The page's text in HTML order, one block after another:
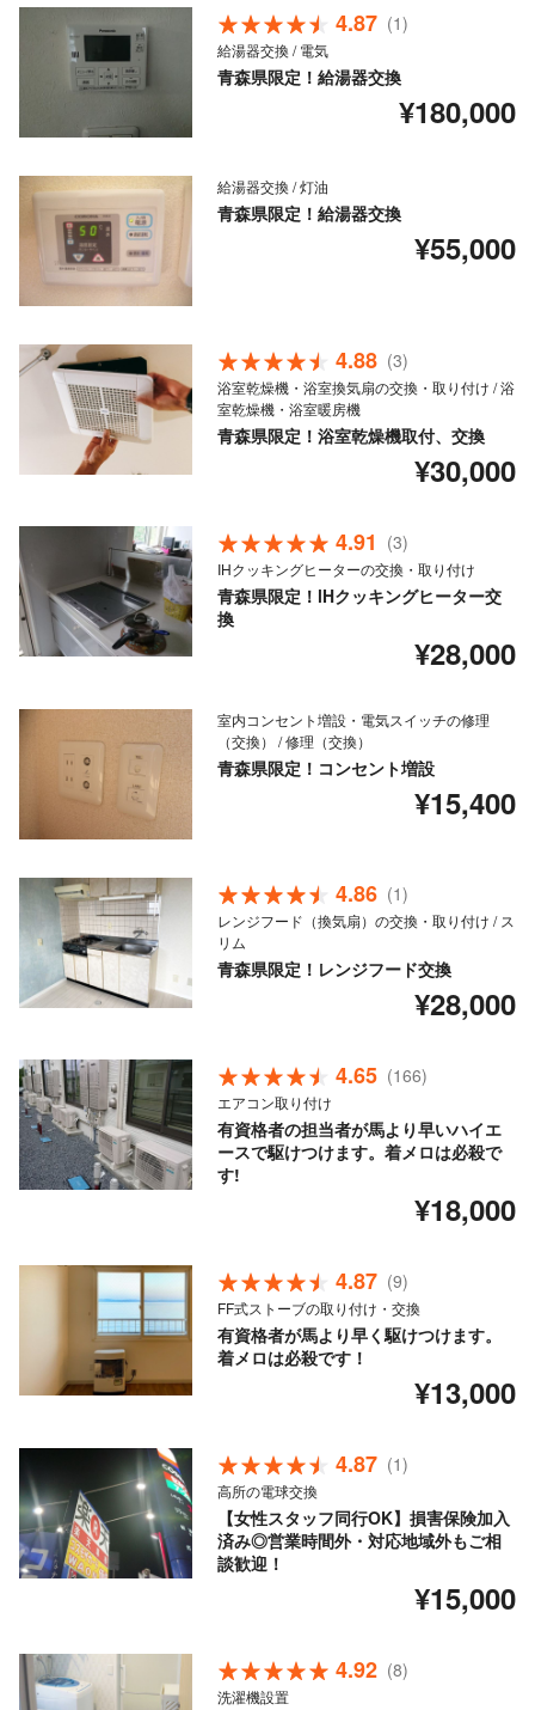
4.87 (1)
給湯器交換 / 電気
青森県限定！給湯器交換
¥180,000
給湯器交換 / 灯油
青森県限定！給湯器交換
¥55,000
4.88 (3)
浴室乾燥機・浴室換気扇の交換・取り付け / 浴
室乾燥機・浴室暖房機
青森県限定！浴室乾燥機取付、交換
¥30,000
4.91 (3)
IHクッキングヒーターの交換・取り付け
青森県限定！lHクッキングヒーター交
換
¥28,000
室内コンセント増設・電気スイッチの修理
（交換） / 修理（交換）
青森県限定！コンセント増設
¥15,400
4.86 (1)
レンジフード（換気扇）の交換・取り付け / ス
リム
青森県限定！レンジフード交換
¥28,000
4.65 (166)
エアコン取り付け
有資格者の担当者が馬より早いハイエ
ースで駆けつけます。着メロは必殺で
す!
¥18,000
4.87 (9)
FF式ストーブの取り付け・交換
有資格者が馬より早く駆けつけます。
着メロは必殺です！
¥13,000
4.87 (1)
高所の電球交換
【女性スタッフ同行OK】損害保険加入
済み◎営業時間外・対応地域外もご相
談歓迎！
¥15,000
4.92 (8)
洗濯機設置